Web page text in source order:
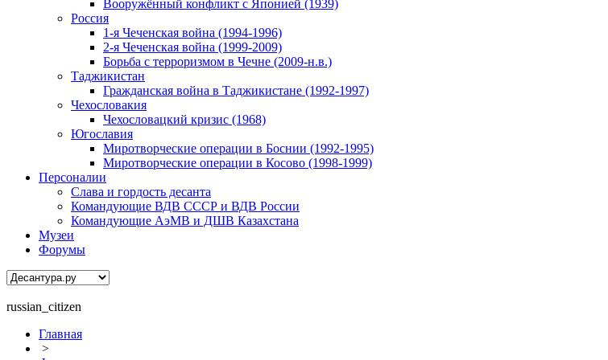
Вооружённый конфликт с Японией (1939)
Россия
1-я Чеченская война (1994-1996)
2-я Чеченская война (1999-2009)
Борьба с терроризмом в Чечне (2009-н.в.)
Таджикистан
Гражданская война в Таджикистане (1992-1997)
Чехословакия
Чехословацкий кризис (1968)
Югославия
Миротворческие операции в Боснии (1992-1995)
Миротворческие операции в Косово (1998-1999)
Персоналии
Слава и гордость десанта
Командующие ВДВ СССР и ВДВ России
Командующие АэМВ и ДШВ Казахстана
Музеи
Форумы
russian_citizen
Главная
>